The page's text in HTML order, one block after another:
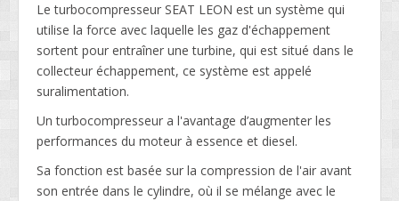
Le turbocompresseur SEAT LEON est un système qui
utilise la force avec laquelle les gaz d'échappement
sortent pour entraîner une turbine, qui est situé dans le
collecteur échappement, ce système est appelé
suralimentation.
Un turbocompresseur a l'avantage d’augmenter les
performances du moteur à essence et diesel.
Sa fonction est basée sur la compression de l'air avant
son entrée dans le cylindre, où il se mélange avec le